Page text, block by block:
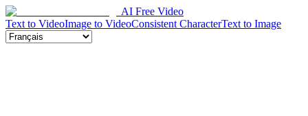
AI Free Video
Text to VideoImage to VideoConsistent CharacterText to Image